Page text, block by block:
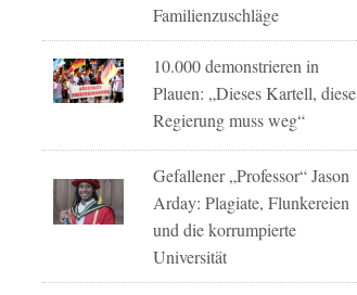
Familienzuschläge
10.000 demonstrieren in
Plauen: „Dieses Kartell, diese
Regierung muss weg“
Gefallener „Professor“ Jason
Arday: Plagiate, Flunkereien
und die korrumpierte
Universität